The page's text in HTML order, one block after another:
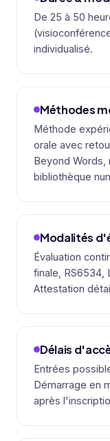
De 25 à 50
individualisé.
Méthodes
Méthode
orale avec
Beyond
bibliothèque
Modalités
Évaluation
finale, RS6534,
Attestation
Délais
Entrées
Démarrage en
après